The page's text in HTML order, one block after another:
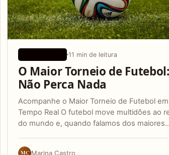
11 min de leitura
O Maior Torneio de Futebol:
Não Perca Nada
Acompanhe o Maior Torneio de Futebol em
Tempo Real O futebol move multidões ao
do mundo e, quando falamos dos
MC Marina Castro